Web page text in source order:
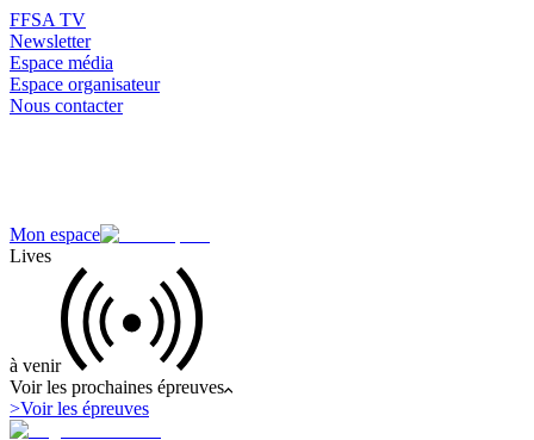
FFSA TV
Newsletter
Espace média
Espace organisateur
Nous contacter
Mon espace
Lives
à venir
Voir les prochaines épreuves
>Voir les épreuves